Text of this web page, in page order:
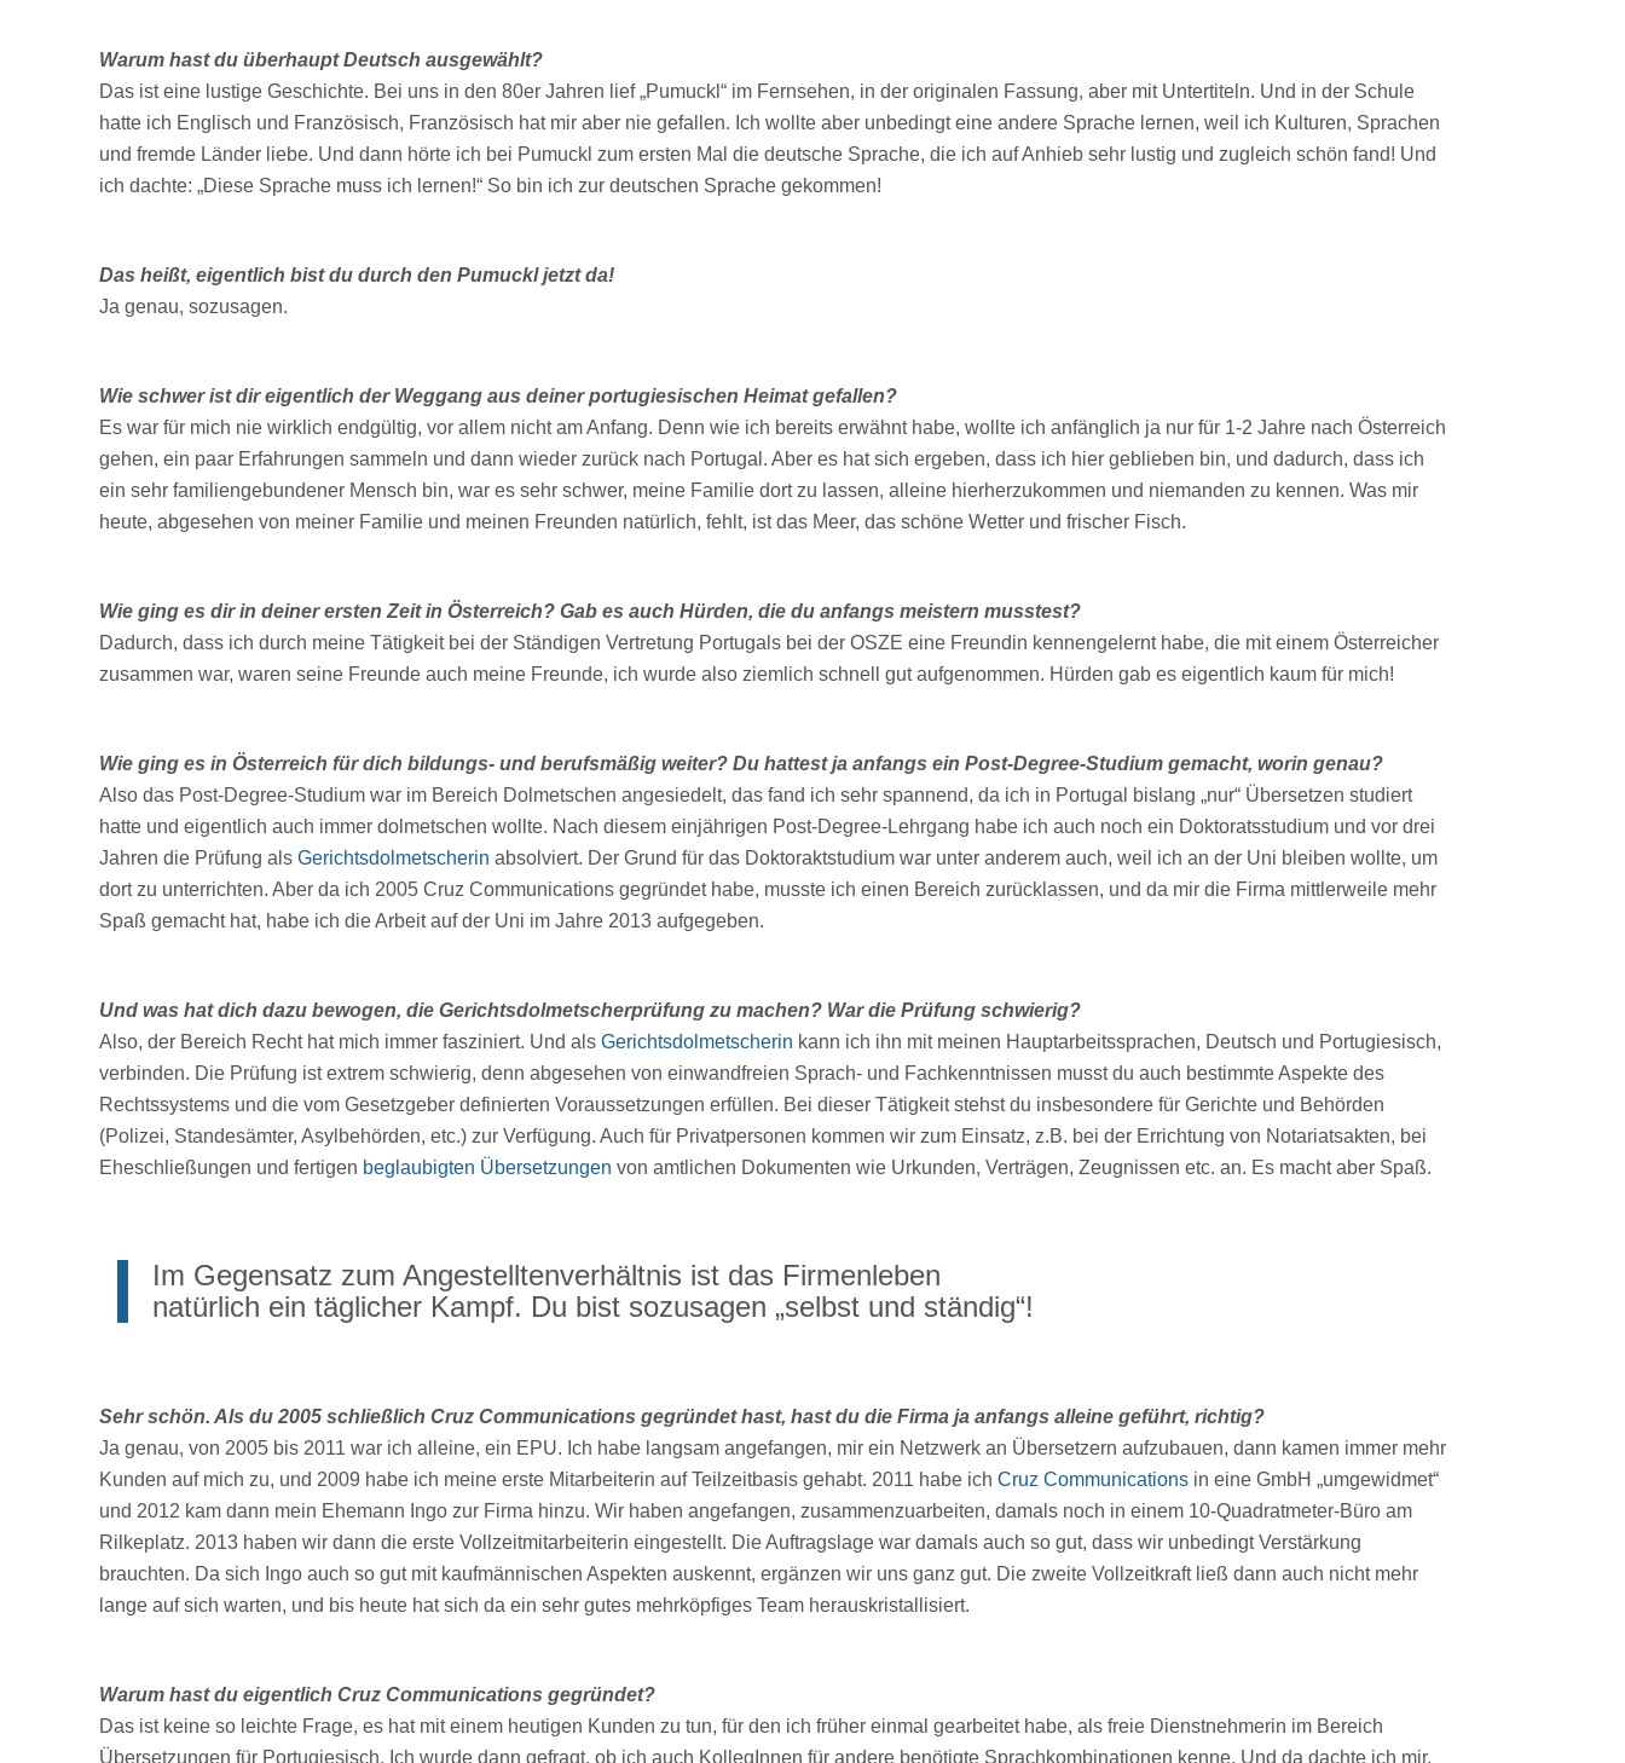
Warum hast du überhaupt Deutsch ausgewählt?
Das ist eine lustige Geschichte. Bei uns in den 80er Jahren lief „Pumuckl“ im Fernsehen, in der originalen Fassung, aber mit Untertiteln. Und in der Schule
hatte ich Englisch und Französisch, Französisch hat mir aber nie gefallen. Ich wollte aber unbedingt eine andere Sprache lernen, weil ich Kulturen, Sprachen
und fremde Länder liebe. Und dann hörte ich bei Pumuckl zum ersten Mal die deutsche Sprache, die ich auf Anhieb sehr lustig und zugleich schön fand! Und
ich dachte: „Diese Sprache muss ich lernen!“ So bin ich zur deutschen Sprache gekommen!
Das heißt, eigentlich bist du durch den Pumuckl jetzt da!
Ja genau, sozusagen.
Wie schwer ist dir eigentlich der Weggang aus deiner portugiesischen Heimat gefallen?
Es war für mich nie wirklich endgültig, vor allem nicht am Anfang. Denn wie ich bereits erwähnt habe, wollte ich anfänglich ja nur für 1-2 Jahre nach Österreich
gehen, ein paar Erfahrungen sammeln und dann wieder zurück nach Portugal. Aber es hat sich ergeben, dass ich hier geblieben bin, und dadurch, dass ich
ein sehr familiengebundener Mensch bin, war es sehr schwer, meine Familie dort zu lassen, alleine hierherzukommen und niemanden zu kennen. Was mir
heute, abgesehen von meiner Familie und meinen Freunden natürlich, fehlt, ist das Meer, das schöne Wetter und frischer Fisch.
Wie ging es dir in deiner ersten Zeit in Österreich? Gab es auch Hürden, die du anfangs meistern musstest?
Dadurch, dass ich durch meine Tätigkeit bei der Ständigen Vertretung Portugals bei der OSZE eine Freundin kennengelernt habe, die mit einem Österreicher
zusammen war, waren seine Freunde auch meine Freunde, ich wurde also ziemlich schnell gut aufgenommen. Hürden gab es eigentlich kaum für mich!
Wie ging es in Österreich für dich bildungs- und berufsmäßig weiter? Du hattest ja anfangs ein Post-Degree-Studium gemacht, worin genau?
Also das Post-Degree-Studium war im Bereich Dolmetschen angesiedelt, das fand ich sehr spannend, da ich in Portugal bislang „nur“ Übersetzen studiert
hatte und eigentlich auch immer dolmetschen wollte. Nach diesem einjährigen Post-Degree-Lehrgang habe ich auch noch ein Doktoratsstudium und vor drei
Jahren die Prüfung als Gerichtsdolmetscherin absolviert. Der Grund für das Doktoraktstudium war unter anderem auch, weil ich an der Uni bleiben wollte, um
dort zu unterrichten. Aber da ich 2005 Cruz Communications gegründet habe, musste ich einen Bereich zurücklassen, und da mir die Firma mittlerweile mehr
Spaß gemacht hat, habe ich die Arbeit auf der Uni im Jahre 2013 aufgegeben.
Und was hat dich dazu bewogen, die Gerichtsdolmetscherprüfung zu machen? War die Prüfung schwierig?
Also, der Bereich Recht hat mich immer fasziniert. Und als Gerichtsdolmetscherin kann ich ihn mit meinen Hauptarbeitssprachen, Deutsch und Portugiesisch,
verbinden. Die Prüfung ist extrem schwierig, denn abgesehen von einwandfreien Sprach- und Fachkenntnissen musst du auch bestimmte Aspekte des
Rechtssystems und die vom Gesetzgeber definierten Voraussetzungen erfüllen. Bei dieser Tätigkeit stehst du insbesondere für Gerichte und Behörden
(Polizei, Standesämter, Asylbehörden, etc.) zur Verfügung. Auch für Privatpersonen kommen wir zum Einsatz, z.B. bei der Errichtung von Notariatsakten, bei
Eheschließungen und fertigen beglaubigten Übersetzungen von amtlichen Dokumenten wie Urkunden, Verträgen, Zeugnissen etc. an. Es macht aber Spaß.
Im Gegensatz zum Angestelltenverhältnis ist das Firmenleben
natürlich ein täglicher Kampf. Du bist sozusagen „selbst und ständig“!
Sehr schön. Als du 2005 schließlich Cruz Communications gegründet hast, hast du die Firma ja anfangs alleine geführt, richtig?
Ja genau, von 2005 bis 2011 war ich alleine, ein EPU. Ich habe langsam angefangen, mir ein Netzwerk an Übersetzern aufzubauen, dann kamen immer mehr
Kunden auf mich zu, und 2009 habe ich meine erste Mitarbeiterin auf Teilzeitbasis gehabt. 2011 habe ich Cruz Communications in eine GmbH „umgewidmet“
und 2012 kam dann mein Ehemann Ingo zur Firma hinzu. Wir haben angefangen, zusammenzuarbeiten, damals noch in einem 10-Quadratmeter-Büro am
Rilkeplatz. 2013 haben wir dann die erste Vollzeitmitarbeiterin eingestellt. Die Auftragslage war damals auch so gut, dass wir unbedingt Verstärkung
brauchten. Da sich Ingo auch so gut mit kaufmännischen Aspekten auskennt, ergänzen wir uns ganz gut. Die zweite Vollzeitkraft ließ dann auch nicht mehr
lange auf sich warten, und bis heute hat sich da ein sehr gutes mehrköpfiges Team herauskristallisiert.
Warum hast du eigentlich Cruz Communications gegründet?
Das ist keine so leichte Frage, es hat mit einem heutigen Kunden zu tun, für den ich früher einmal gearbeitet habe, als freie Dienstnehmerin im Bereich
Übersetzungen für Portugiesisch. Ich wurde dann gefragt, ob ich auch KollegInnen für andere benötigte Sprachkombinationen kenne. Und da dachte ich mir,